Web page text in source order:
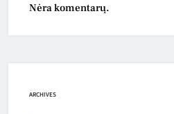
Nėra komentarų.
ARCHIVES